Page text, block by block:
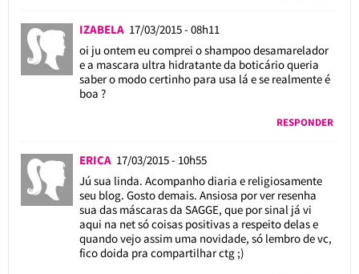
IZABELA 17/03/2015 - 08h11
oi ju ontem eu comprei o shampoo desamarelador
e a mascara ultra hidratante da boticário queria
saber o modo certinho para usa lá e se realmente é
boa ?
RESPONDER
ERICA 17/03/2015 - 10h55
Jú sua linda. Acompanho diaria e religiosamente
seu blog. Gosto demais. Ansiosa por ver resenha
sua das máscaras da SAGGE, que por sinal já vi
aqui na net só coisas positivas a respeito delas e
quando vejo assim uma novidade, só lembro de vc,
fico doida pra compartilhar ctg ;)